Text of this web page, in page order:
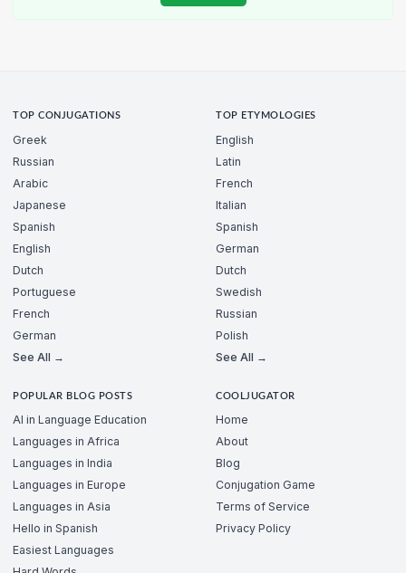
TOP CONJUGATIONS
Greek
Russian
Arabic
Japanese
Spanish
English
Dutch
Portuguese
French
German
See All →
TOP ETYMOLOGIES
English
Latin
French
Italian
Spanish
German
Dutch
Swedish
Russian
Polish
See All →
POPULAR BLOG POSTS
AI in Language Education
Languages in Africa
Languages in India
Languages in Europe
Languages in Asia
Hello in Spanish
Easiest Languages
COOLJUGATOR
Home
About
Blog
Conjugation Game
Terms of Service
Privacy Policy